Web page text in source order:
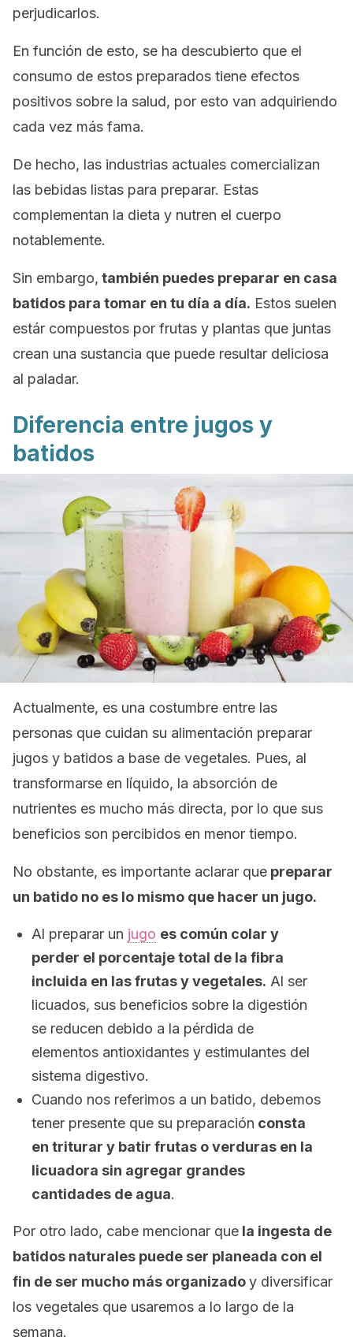
perjudicarlos.
En función de esto, se ha descubierto que el
consumo de estos preparados tiene efectos
positivos sobre la salud, por esto van adquiriendo
cada vez más fama.
De hecho, las industrias actuales comercializan
las bebidas listas para preparar. Estas
complementan la dieta y nutren el cuerpo
notablemente.
Sin embargo, también puedes preparar en casa
batidos para tomar en tu día a día. Estos suelen
estár compuestos por frutas y plantas que juntas
crean una sustancia que puede resultar deliciosa
al paladar.
Diferencia entre jugos y
batidos
Actualmente, es una costumbre entre las
personas que cuidan su alimentación preparar
jugos y batidos a base de vegetales. Pues, al
transformarse en líquido, la absorción de
nutrientes es mucho más directa, por lo que sus
beneficios son percibidos en menor tiempo.
No obstante, es importante aclarar que preparar
un batido no es lo mismo que hacer un jugo.
Al preparar un jugo es común colar y
perder el porcentaje total de la fibra
incluida en las frutas y vegetales. Al ser
licuados, sus beneficios sobre la digestión
se reducen debido a la pérdida de
elementos antioxidantes y estimulantes del
sistema digestivo.
Cuando nos referimos a un batido, debemos
tener presente que su preparación consta
en triturar y batir frutas o verduras en la
licuadora sin agregar grandes
cantidades de agua.
Por otro lado, cabe mencionar que la ingesta de
batidos naturales puede ser planeada con el
fin de ser mucho más organizadoy diversificar
los vegetales que usaremos a lo largo de la
semana.